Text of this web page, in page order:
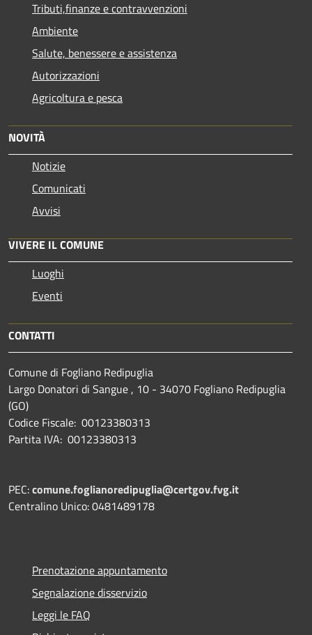
Tributi,finanze e contravvenzioni
Ambiente
Salute, benessere e assistenza
Autorizzazioni
Agricoltura e pesca
NOVITÀ
Notizie
Comunicati
Avvisi
VIVERE IL COMUNE
Luoghi
Eventi
CONTATTI
Comune di Fogliano Redipuglia
Largo Donatori di Sangue , 10 - 34070 Fogliano Redipuglia
(GO)
Codice Fiscale: 00123380313
Partita IVA: 00123380313
PEC:comune.foglianoredipuglia@certgov.fvg.it
Centralino Unico: 0481489178
Prenotazione appuntamento
Segnalazione disservizio
Leggi le FAQ